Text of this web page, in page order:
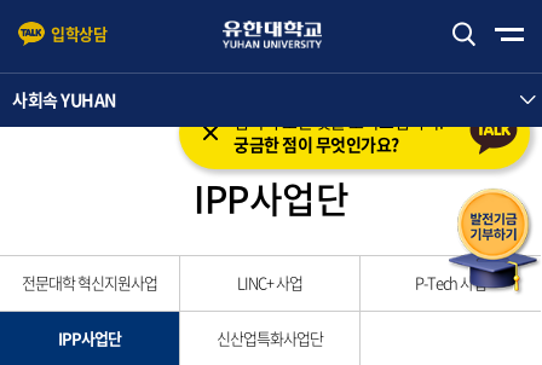
본문 바로가기 주메뉴 바로가기
입학상담
입학의 모든 것을 도와드립니다.
궁금한 점이 무엇인가요?
사회속 YUHAN
IPP사업단
전문대학 혁신지원사업 LINC+ 사업 P-Tech 사업
IPP사업단 신산업특화사업단